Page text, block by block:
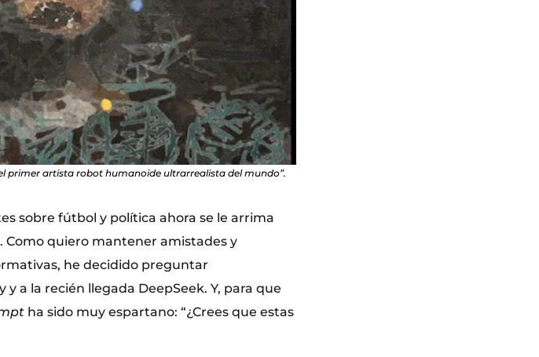
primer artista robot humanoide ultrarrealista del mundo”.
sobre fútbol y política ahora se le arrima
quiero mantener amistades y
he decidido preguntar
a la recién llegada DeepSeek. Y, para que
ha sido muy espartano: “¿Crees que estas